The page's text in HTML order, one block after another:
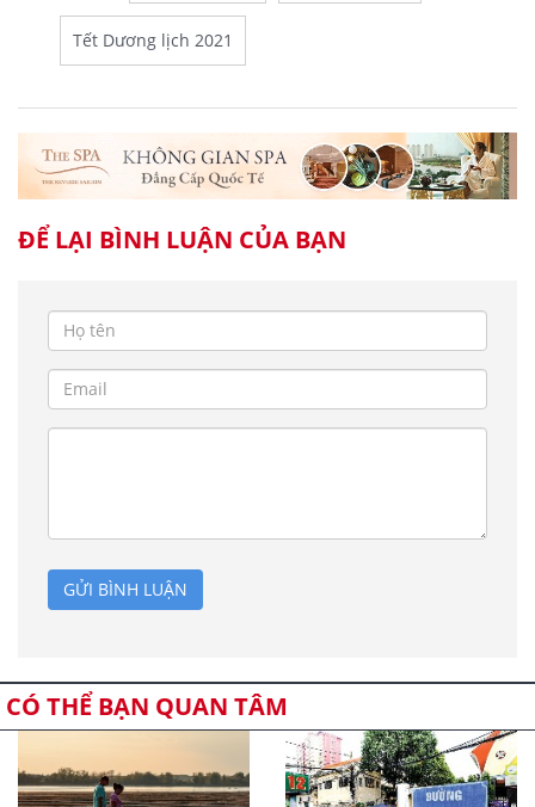
Tết Dương lịch 2021
ĐỂ LẠI BÌNH LUẬN CỦA BẠN
GỬI BÌNH LUẬN
CÓ THỂ BẠN QUAN TÂM